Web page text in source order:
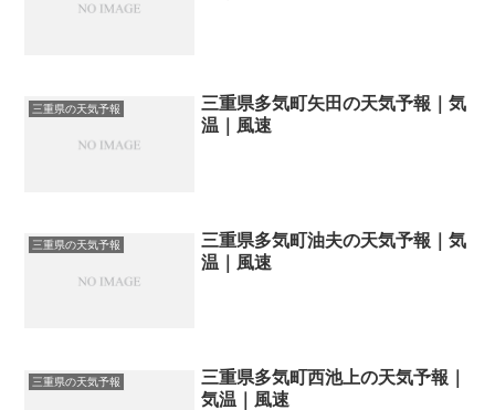
三重県の天気予報
三重県多気町矢田の天気予報｜気
温｜風速
三重県の天気予報
三重県多気町油夫の天気予報｜気
温｜風速
三重県の天気予報
三重県多気町西池上の天気予報｜
気温｜風速